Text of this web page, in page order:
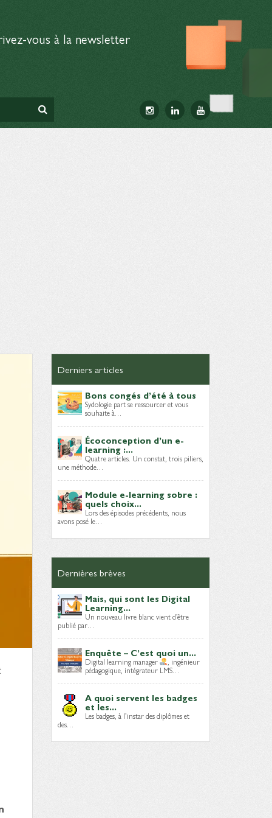
vous à la newsletter
Derniers articles
Bons congés d’été à tous
Sydologie part se ressourcer et vous
souhaite à…
Écoconception d’un e-
learning :...
Quatre articles. Un constat, trois piliers,
une méthode…
Module e-learning sobre :
quels choix...
Lors des épisodes précédents, nous
avons posé le…
Dernières brèves
Mais, qui sont les Digital
Learning...
Un nouveau livre blanc vient d’être
publié par…
Enquête – C’est quoi un...
Digital learning manager , ingénieur
pédagogique, intégrateur LMS…
A quoi servent les badges
et les...
Les badges, à l’instar des diplômes et
des…